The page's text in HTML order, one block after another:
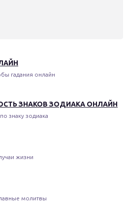
гадания онлайн
ЗНАКОВ ЗОДИАКА ОНЛАЙН
знаку зодиака
жизни
молитвы